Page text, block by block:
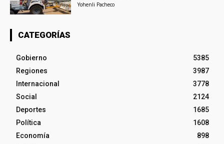
Yohenli Pacheco
CATEGORÍAS
Gobierno
5385
Regiones
3987
Internacional
3778
Social
2124
Deportes
1685
Política
1608
Economía
898